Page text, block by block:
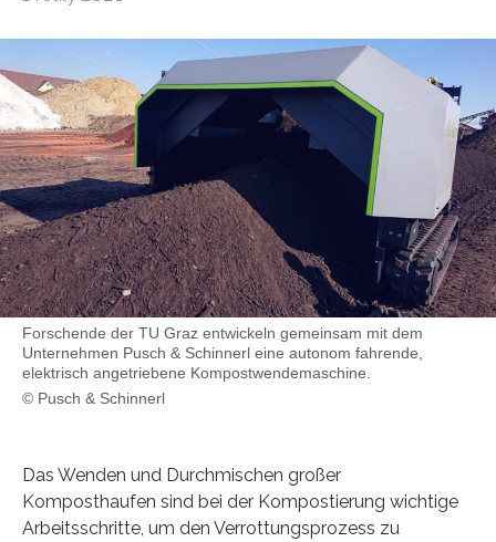
Forschende der TU Graz entwickeln gemeinsam mit dem
Unternehmen Pusch & Schinnerl eine autonom fahrende,
elektrisch angetriebene Kompostwendemaschine.
© Pusch & Schinnerl
Das Wenden und Durchmischen großer
Komposthaufen sind bei der Kompostierung wichtige
Arbeitsschritte, um den Verrottungsprozess zu